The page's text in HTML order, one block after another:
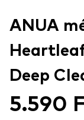
ANUA
Deep
5.590